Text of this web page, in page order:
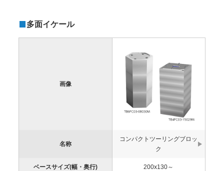
多面イケール
画像
名称
コンパクトツーリングブロッ
ク
ベースサイズ(幅・奥行) 200x130～